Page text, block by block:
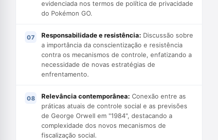
evidenciada nos termos de política de privacidade
do Pokémon GO.
Responsabilidade e resistência: Discussão sobre
a importância da conscientização e resistência
contra os mecanismos de controle, enfatizando a
necessidade de novas estratégias de
enfrentamento.
Relevância contemporânea: Conexão entre as
práticas atuais de controle social e as previsões
de George Orwell em "1984", destacando a
complexidade dos novos mecanismos de
fiscalização social.